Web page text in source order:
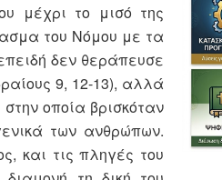
μέχρι το μισό της
του Νόμου με τα
δεν θεράπευσε
9, 12-13), αλλά
οποία βρισκόταν
των ανθρώπων.
και τις πληγές του